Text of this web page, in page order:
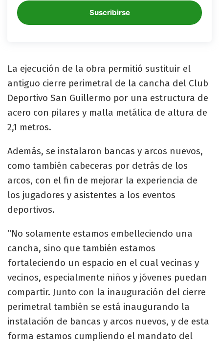
Suscribirse
La ejecución de la obra permitió sustituir el
antiguo cierre perimetral de la cancha del Club
Deportivo San Guillermo por una estructura de
acero con pilares y malla metálica de altura de
2,1 metros.
Además, se instalaron bancas y arcos nuevos,
como también cabeceras por detrás de los
arcos, con el fin de mejorar la experiencia de
los jugadores y asistentes a los eventos
deportivos.
“No solamente estamos embelleciendo una
cancha, sino que también estamos
fortaleciendo un espacio en el cual vecinas y
vecinos, especialmente niños y jóvenes puedan
compartir. Junto con la inauguración del cierre
perimetral también se está inaugurando la
instalación de bancas y arcos nuevos, y de esta
forma estamos cumpliendo el mandato del